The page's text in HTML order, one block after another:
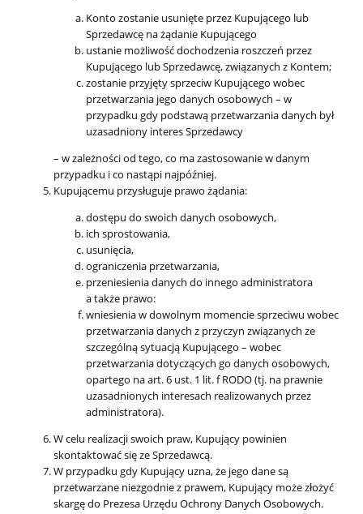
Konto zostanie usunięte przez Kupującego lub
Sprzedawcę na żądanie Kupującego
ustanie możliwość dochodzenia roszczeń przez
Kupującego lub Sprzedawcę, związanych z Kontem;
zostanie przyjęty sprzeciw Kupującego wobec
przetwarzania jego danych osobowych – w
przypadku gdy podstawą przetwarzania danych był
uzasadniony interes Sprzedawcy
– w zależności od tego, co ma zastosowanie w danym
przypadku i co nastąpi najpóźniej.
Kupującemu przysługuje prawo żądania:
dostępu do swoich danych osobowych,
ich sprostowania,
usunięcia,
ograniczenia przetwarzania,
przeniesienia danych do innego administratora
a także prawo:
wniesienia w dowolnym momencie sprzeciwu wobec
przetwarzania danych z przyczyn związanych ze
szczególną sytuacją Kupującego – wobec
przetwarzania dotyczących go danych osobowych,
opartego na art. 6 ust. 1 lit. f RODO (tj. na prawnie
uzasadnionych interesach realizowanych przez
administratora).
W celu realizacji swoich praw, Kupujący powinien
skontaktować się ze Sprzedawcą.
W przypadku gdy Kupujący uzna, że jego dane są
przetwarzane niezgodnie z prawem, Kupujący może złożyć
skargę do Prezesa Urzędu Ochrony Danych Osobowych.